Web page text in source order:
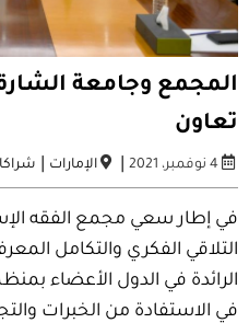
المجمع وجامعة
تعاون
4 نوفمبر، 2021 | الإمارات
في إطار سعي مجمع الفقه
التلاقي الفكري والتكامل
الرائدة في الدول الأعضاء
في الاستفادة من الخبرات